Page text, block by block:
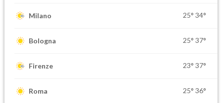
Milano 25° 34°
Bologna 25° 37°
Firenze 23° 37°
Roma 25° 36°